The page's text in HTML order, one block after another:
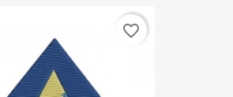
favorite_border